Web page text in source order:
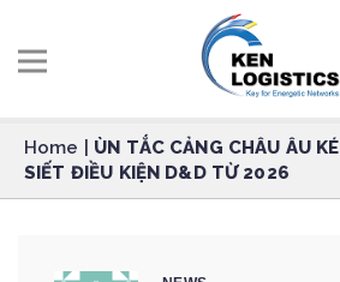
Home
ÙN TẮC CẢNG CHÂU ÂU
SIẾT ĐIỀU KIỆN D&D TỪ 2026